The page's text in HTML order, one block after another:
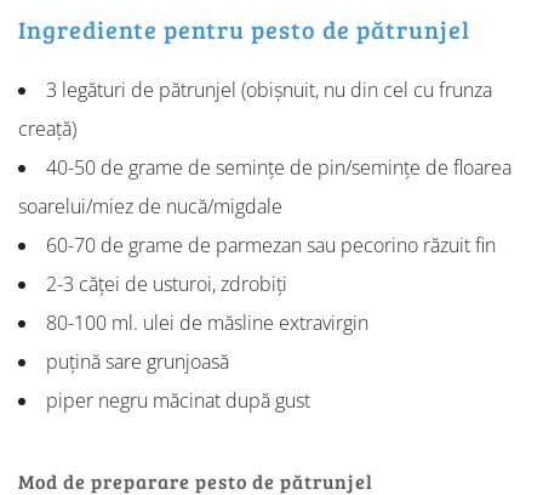
Ingrediente pentru pesto de pătrunjel
3 legături de pătrunjel (obișnuit, nu din cel cu frunza
creață)
40-50 de grame de semințe de pin/semințe de floarea
soarelui/miez de nucă/migdale
60-70 de grame de parmezan sau pecorino răzuit fin
2-3 căței de usturoi, zdrobiți
80-100 ml. ulei de măsline extravirgin
puțină sare grunjoasă
piper negru măcinat după gust
Mod de preparare pesto de pătrunjel